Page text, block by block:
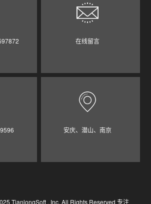
在线留言
安庆、潜山、南京
TianlongSoft , Inc. All Rights Reserved 专注